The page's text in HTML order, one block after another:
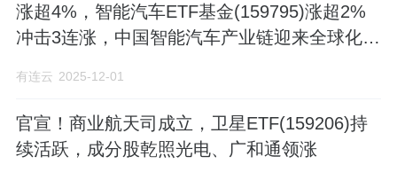
涨超4%，智能汽车ETF基金(159795)涨超2%
冲击3连涨，中国智能汽车产业链迎来全球化机
有连云 2025-12-01
官宣！商业航天司成立，卫星ETF(159206)持
续活跃，成分股乾照光电、广和通领涨